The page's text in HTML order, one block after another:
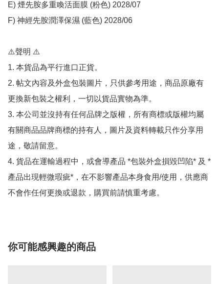
E) 煙先胺多重喚活面膜 (粉色) 2028/07
F) 神經先胺潤澤保濕 (藍色) 2028/06
⚠️聲明 ⚠️
1. 本貨品為平行進口正貨。
2. 帖文內容及外盒包裝圖片，只供參考用途，商品原廠有
更換新包裝之權利，一切以貨品實物為準。
3. 本公司並沒持有任何品牌之版權，所有商標或版權均屬
有關商品品牌商標的持有人，圖片及資料轉載只作分享用
途，敬請留意。
4. 貨品在運輸過程中，或會導產品 *包裝外盒損毀凹陷* 及 *
產品出現輕微瑕疵*，在不影響產品本身食用/使用，供應商
不會作任何更換或退款，購買前請慎重考慮。
你可能感興趣的商品